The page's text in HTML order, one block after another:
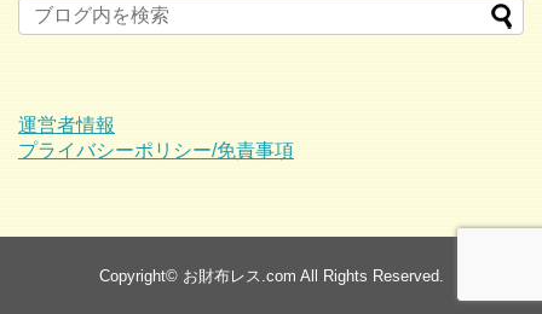
運営者情報
プライバシーポリシー/免責事項
Copyright© お財布レス.com All Rights Reserved.